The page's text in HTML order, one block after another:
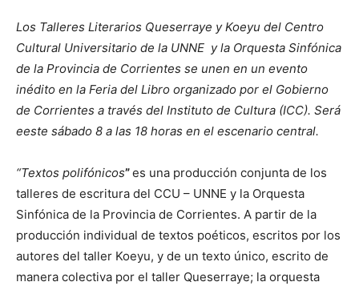
Los Talleres Literarios Queserraye y Koeyu del Centro
Cultural Universitario de la UNNE y la Orquesta Sinfónica
de la Provincia de Corrientes se unen en un evento
inédito en la Feria del Libro organizado por el Gobierno
de Corrientes a través del Instituto de Cultura (ICC). Será
eeste sábado 8 a las 18 horas en el escenario central.
“Textos polifónicos”es una producción conjunta de los
talleres de escritura del CCU – UNNE y la Orquesta
Sinfónica de la Provincia de Corrientes. A partir de la
producción individual de textos poéticos, escritos por los
autores del taller Koeyu, y de un texto único, escrito de
manera colectiva por el taller Queserraye; la orquesta